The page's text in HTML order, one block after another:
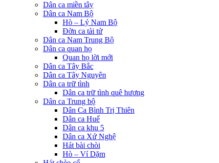
Dân ca miền tây
Dân ca Nam Bộ
Hò – Lý Nam Bộ
Đờn ca tài tử
Dân ca Nam Trung Bộ
Dân ca quan họ
Quan họ lời mới
Dân ca Tây Bắc
Dân ca Tây Nguyên
Dân ca trữ tình
Dân ca trữ tình quê hương
Dân ca Trung bộ
Dân Ca Bình Trị Thiên
Dân ca Huế
Dân ca khu 5
Dân ca Xứ Nghệ
Hát bài chòi
Hò – Ví Dặm